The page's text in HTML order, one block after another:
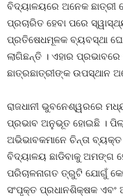
ବିଦ୍ୟାଳୟରେ ଅନେକ ଛାତ୍ରୀ
ପ୍ରଚାରିତ ହେବା ପରେ
ପ୍ରତିଷେଧମୂଳକ ବ୍ୟବସ୍ଥା
ଲାଗିଛନ୍ତି । ଏହାର
ଛାତ୍ରଛାତ୍ରୀଙ୍କ ଉପସ୍ଥାନ
ରାଜଧାନୀ ଭୁବନେଶ୍ୱରରେ
ପ୍ରଭାବ ଅନୁଭୂତ ହୋଇଛି ।
ଅଭିଭାବକମାନେ ଚିନ୍ତା
ବିଦ୍ୟାଳୟ ଛାଡିବାକୁ ଅମଙ୍ଗ
ପରିଚାଳନାଗତ ତ୍ରୁଟି ଯୋଗୁଁ
ସଂପୃକ୍ତ ପ୍ରଧାନଶିକ୍ଷକ